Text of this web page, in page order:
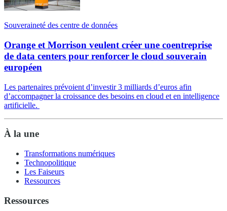
Souveraineté des centre de données
Orange et Morrison veulent créer une coentreprise
de data centers pour renforcer le cloud souverain
européen
Les partenaires prévoient d’investir 3 milliards d’euros afin
d’accompagner la croissance des besoins en cloud et en intelligence
artificielle.
À la une
Transformations numériques
Technopolitique
Les Faiseurs
Ressources
Ressources